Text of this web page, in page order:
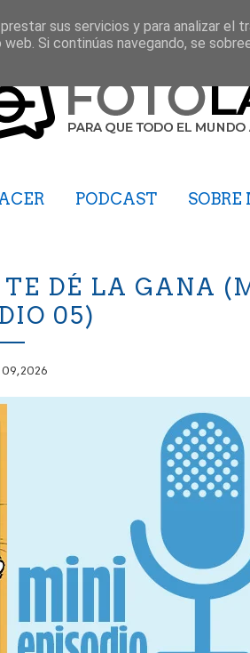
PODCAST SOBRE
TE DÉ LA GANA
05)
09, 2026
sus servicios y para analizar el
Si continúas navegando, se